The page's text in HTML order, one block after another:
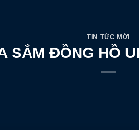
TIN TỨC MỚI
SẮM ĐỒNG HỒ